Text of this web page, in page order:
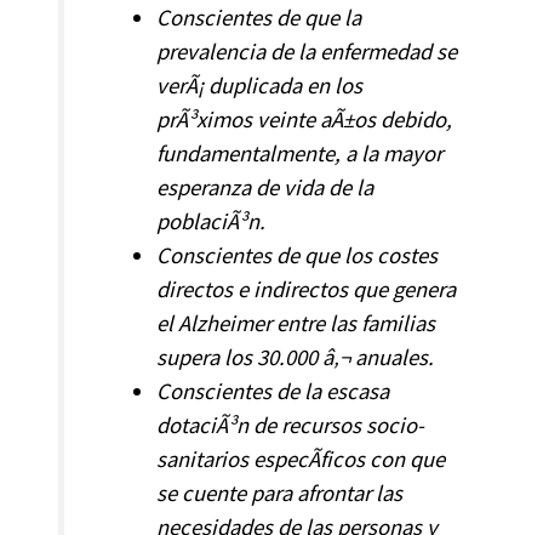
Conscientes de que la
prevalencia de la enfermedad se
verÃ¡ duplicada en los
prÃ³ximos veinte aÃ±os debido,
fundamentalmente, a la mayor
esperanza de vida de la
poblaciÃ³n.
Conscientes de que los costes
directos e indirectos que genera
el Alzheimer entre las familias
supera los 30.000 â‚¬ anuales.
Conscientes de la escasa
dotaciÃ³n de recursos socio-
sanitarios especÃ­ficos con que
se cuente para afrontar las
necesidades de las personas y